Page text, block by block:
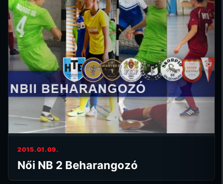
2015.01.09.
Női NB 2 Beharangozó